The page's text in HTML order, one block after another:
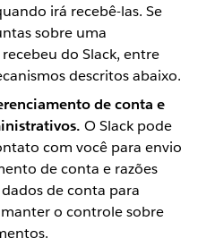
irá recebê-las. Se
sobre uma
do Slack, entre
descritos abaixo.
de conta e
O Slack pode
com você para envio
de conta e razões
de conta para
o controle sobre